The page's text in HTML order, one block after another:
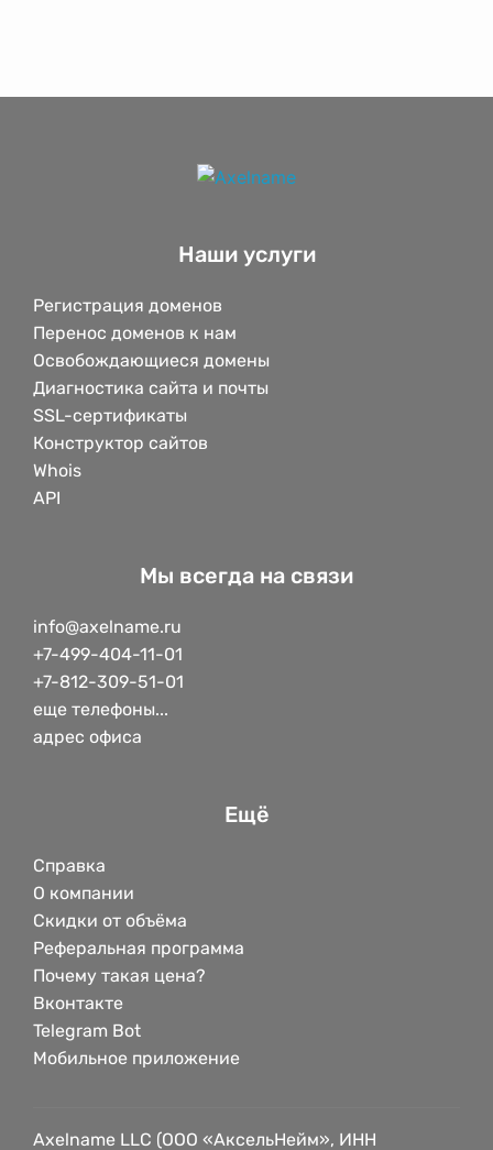
Наши услуги
Регистрация доменов
Перенос доменов к нам
Освобождающиеся домены
Диагностика сайта и почты
SSL-сертификаты
Конструктор сайтов
Whois
API
Мы всегда на связи
info@axelname.ru
+7-499-404-11-01
+7-812-309-51-01
еще телефоны...
адрес офиса
Ещё
Справка
О компании
Скидки от объёма
Реферальная программа
Почему такая цена?
Вконтакте
Telegram Bot
Мобильное приложение
Axelname LLC (ООО «АксельНейм», ИНН